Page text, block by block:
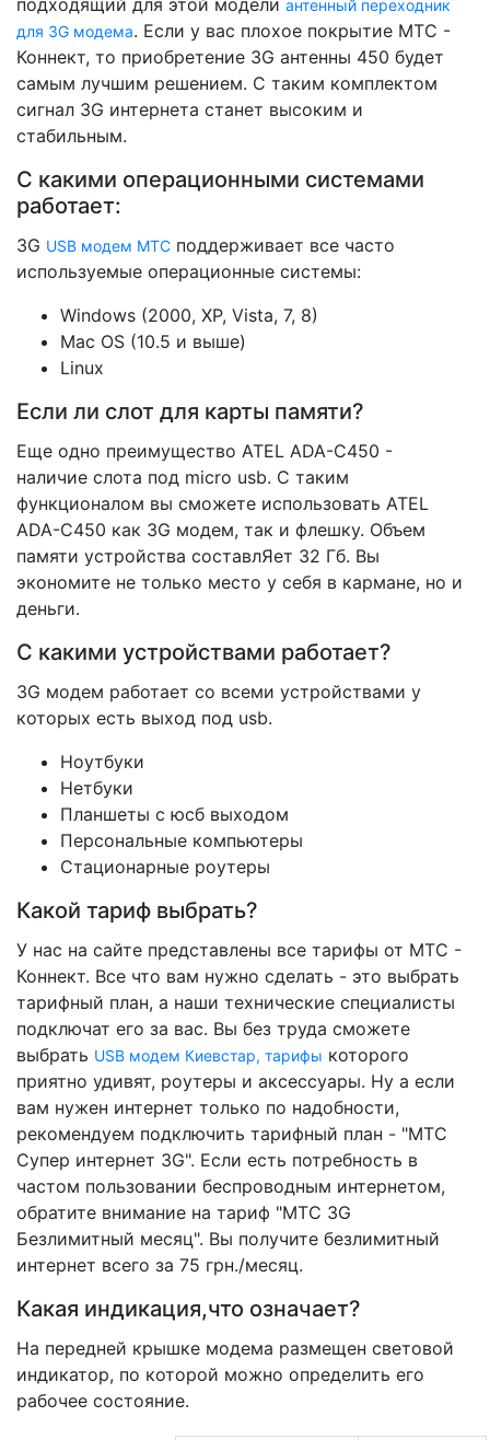
подходящий для этой модели антенный переходник
для 3G модема. Если у вас плохое покрытие МТС -
Коннект, то приобретение 3G антенны 450 будет
самым лучшим решением. С таким комплектом
сигнал 3G интернета станет высоким и
стабильным.
С какими операционными системами
работает:
3G USB модем МТС поддерживает все часто
используемые операционные системы:
Windows (2000, XP, Vista, 7, 8)
Mac OS (10.5 и выше)
Linux
Если ли слот для карты памяти?
Еще одно преимущество ATEL ADA-С450 -
наличие слота под micro usb. С таким
функционалом вы сможете использовать ATEL
ADA-С450 как 3G модем, так и флешку. Объем
памяти устройства составлЯет 32 Гб. Вы
экономите не только место у себя в кармане, но и
деньги.
C какими устройствами работает?
3G модем работает со всеми устройствами у
которых есть выход под usb.
Ноутбуки
Нетбуки
Планшеты с юсб выходом
Персональные компьютеры
Стационарные роутеры
Какой тариф выбрать?
У нас на сайте представлены все тарифы от МТС -
Коннект. Все что вам нужно сделать - это выбрать
тарифный план, а наши технические специалисты
подключат его за вас. Вы без труда сможете
выбрать USB модем Киевстар, тарифы которого
приятно удивят, роутеры и аксессуары. Ну а если
вам нужен интернет только по надобности,
рекомендуем подключить тарифный план - "МТС
Супер интернет 3G". Если есть потребность в
частом пользовании беспроводным интернетом,
обратите внимание на тариф "МТС 3G
Безлимитный месяц". Вы получите безлимитный
интернет всего за 75 грн./месяц.
Какая индикация,что означает?
На передней крышке модема размещен световой
индикатор, по которой можно определить его
рабочее состояние.